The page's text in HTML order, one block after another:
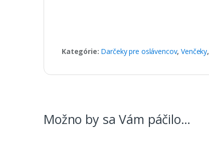
Kategórie: Darčeky pre oslávencov,Venčeky,
Možno by sa Vám páčilo…